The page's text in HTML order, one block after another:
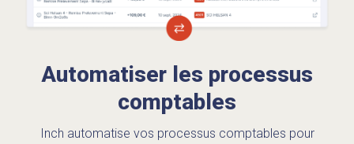
Automatiser les processus
comptables
Inch automatise vos processus comptables pour